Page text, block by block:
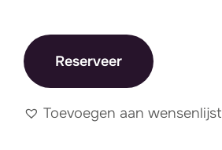
Reserveer
Toevoegen aan wensenlijst